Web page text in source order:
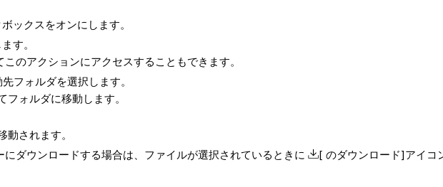
ックスをオンにします。
す。
のアクションにアクセスすることもできます。
フォルダを選択します。
ォルダに移動します。
されます。
にダウンロードする場合は、ファイルが選択されているときに [ のダウンロード]アイコ